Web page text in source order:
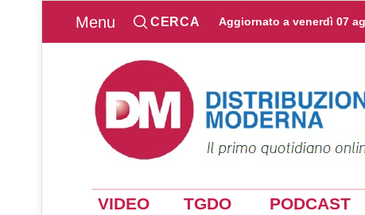
Menu CERCA Aggiornato a venerdì 07
VIDEO TGDO PODCAST